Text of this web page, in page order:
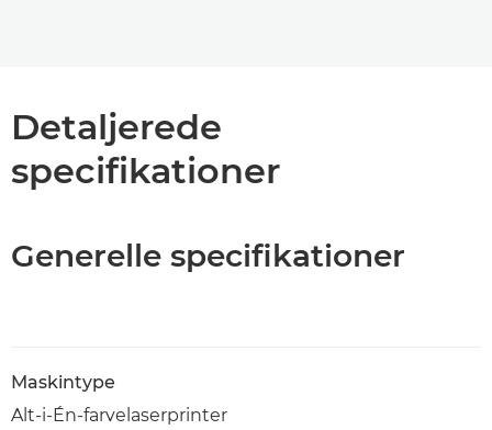
Detaljerede
specifikationer
Generelle specifikationer
Maskintype
Alt-i-Én-farvelaserprinter